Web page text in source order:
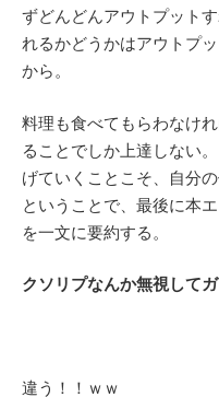
ずどんどんアウトプット
れるかどうかはアウトプ
から。
料理も食べてもらわなけ
ることでしか上達しない
げていくことこそ、自分
ということで、最後に本
を一文に要約する。
クソリプなんか無視して
違う！！ｗｗ